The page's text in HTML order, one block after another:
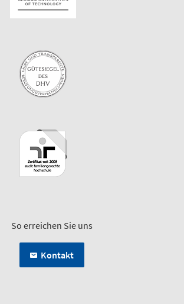
So erreichen Sie uns
Kontakt